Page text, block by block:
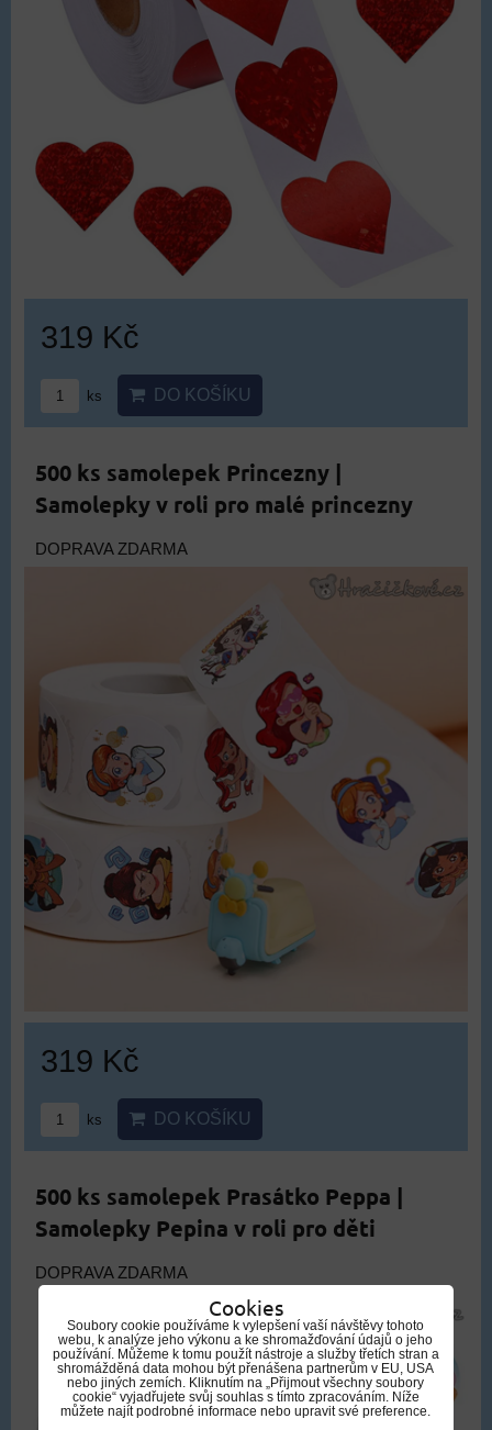
319 Kč
ks DO KOŠÍKU
500 ks samolepek Princezny |
Samolepky v roli pro malé princezny
DOPRAVA ZDARMA
319 Kč
ks DO KOŠÍKU
500 ks samolepek Prasátko Peppa |
Samolepky Pepina v roli pro děti
DOPRAVA ZDARMA
Cookies
Soubory cookie používáme k vylepšení vaší návštěvy tohoto
webu, k analýze jeho výkonu a ke shromažďování údajů o jeho
používání. Můžeme k tomu použít nástroje a služby třetích stran a
shromážděná data mohou být přenášena partnerům v EU, USA
nebo jiných zemích. Kliknutím na „Přijmout všechny soubory
cookie“ vyjadřujete svůj souhlas s tímto zpracováním. Níže
můžete najít podrobné informace nebo upravit své preference.